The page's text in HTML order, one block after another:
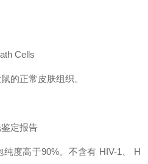
Cells
的正常皮肤组织。
定报告
度高于90%。不含有 HIV-1、 H